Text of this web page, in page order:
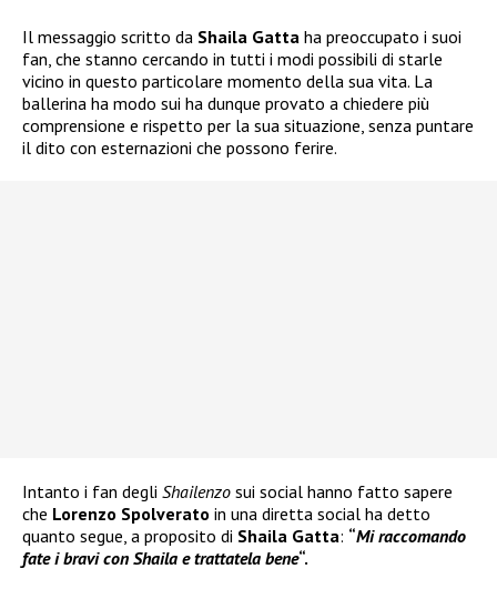
Il messaggio scritto da Shaila Gatta ha preoccupato i suoi
fan, che stanno cercando in tutti i modi possibili di starle
vicino in questo particolare momento della sua vita. La
ballerina ha modo sui ha dunque provato a chiedere più
comprensione e rispetto per la sua situazione, senza puntare
il dito con esternazioni che possono ferire.
Intanto i fan degli Shailenzo sui social hanno fatto sapere
che Lorenzo Spolverato in una diretta social ha detto
quanto segue, a proposito di Shaila Gatta: “Mi raccomando
fate i bravi con Shaila e trattatela bene“.